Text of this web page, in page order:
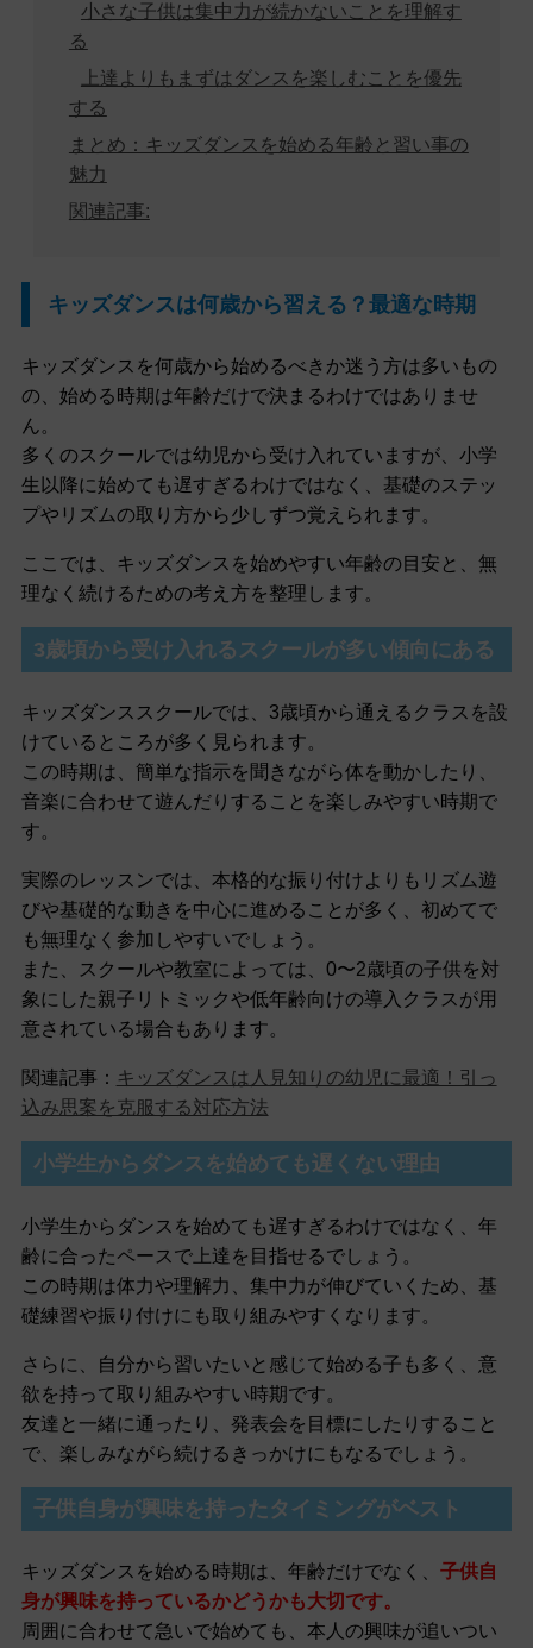
小さな子供は集中力が続かないことを理解す
る
上達よりもまずはダンスを楽しむことを優先
する
まとめ：キッズダンスを始める年齢と習い事の
魅力
関連記事:
キッズダンスは何歳から習える？最適な時期
キッズダンスを何歳から始めるべきか迷う方は多いもの
の、始める時期は年齢だけで決まるわけではありませ
ん。
多くのスクールでは幼児から受け入れていますが、小学
生以降に始めても遅すぎるわけではなく、基礎のステッ
プやリズムの取り方から少しずつ覚えられます。
ここでは、キッズダンスを始めやすい年齢の目安と、無
理なく続けるための考え方を整理します。
3歳頃から受け入れるスクールが多い傾向にある
キッズダンススクールでは、3歳頃から通えるクラスを設
けているところが多く見られます。
この時期は、簡単な指示を聞きながら体を動かしたり、
音楽に合わせて遊んだりすることを楽しみやすい時期で
す。
実際のレッスンでは、本格的な振り付けよりもリズム遊
びや基礎的な動きを中心に進めることが多く、初めてで
も無理なく参加しやすいでしょう。
また、スクールや教室によっては、0〜2歳頃の子供を対
象にした親子リトミックや低年齢向けの導入クラスが用
意されている場合もあります。
関連記事： キッズダンスは人見知りの幼児に最適！引っ
込み思案を克服する対応方法
小学生からダンスを始めても遅くない理由
小学生からダンスを始めても遅すぎるわけではなく、年
齢に合ったペースで上達を目指せるでしょう。
この時期は体力や理解力、集中力が伸びていくため、基
礎練習や振り付けにも取り組みやすくなります。
さらに、自分から習いたいと感じて始める子も多く、意
欲を持って取り組みやすい時期です。
友達と一緒に通ったり、発表会を目標にしたりすること
で、楽しみながら続けるきっかけにもなるでしょう。
子供自身が興味を持ったタイミングがベスト
キッズダンスを始める時期は、年齢だけでなく、 子供自
身が興味を持っているかどうかも大切です。
周囲に合わせて急いで始めても、本人の興味が追いつい